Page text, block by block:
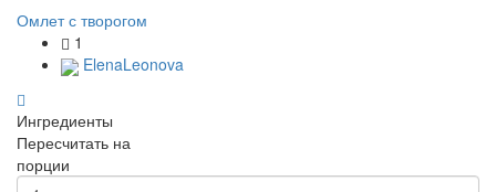
Омлет с творогом
1
ElenaLeonova
Ингредиенты
Пересчитать на
порции